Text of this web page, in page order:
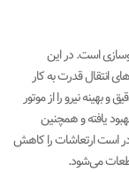
است. در این
انتقال قدرت به کار
بهینه نیرو را از موتور
یافته و همچنین
است ارتعاشات را کاهش
می‌شود.